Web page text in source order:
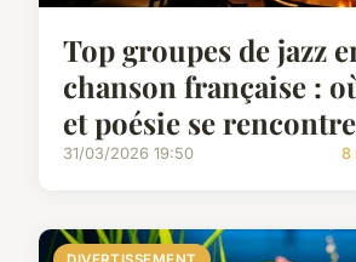
Top groupes de jazz
chanson française :
et poésie se
31/03/2026 19:50 8